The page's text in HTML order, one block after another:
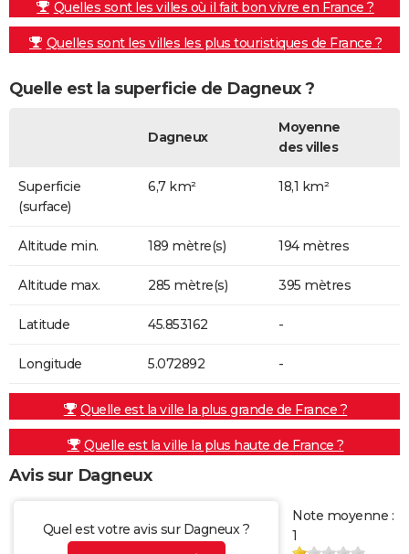
Quelles sont les villes où il fait bon vivre en France ?
Quelles sont les villes les plus touristiques de France ?
Quelle est la superficie de Dagneux ?
Dagneux
Moyenne
des villes
Superficie
(surface)
6,7 km² 18,1 km²
Altitude min. 189 mètre(s) 194 mètres
Altitude max. 285 mètre(s) 395 mètres
Latitude 45.853162 -
Longitude 5.072892 -
Quelle est la ville la plus grande de France ?
Quelle est la ville la plus haute de France ?
Avis sur Dagneux
Quel est votre avis sur Dagneux ?
Note moyenne :
1